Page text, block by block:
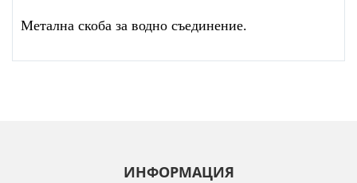
Метална скоба за водно съединение.
ИНФОРМАЦИЯ